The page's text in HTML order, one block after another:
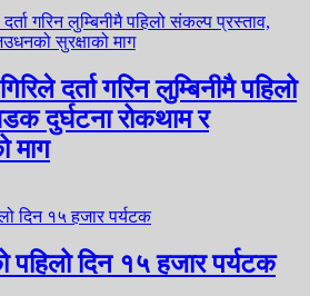
दर्ता गरिन लुम्बिनीमै पहिलो
दुर्घटना रोकथाम र
माग
पहिलो दिन १५ हजार पर्यटक